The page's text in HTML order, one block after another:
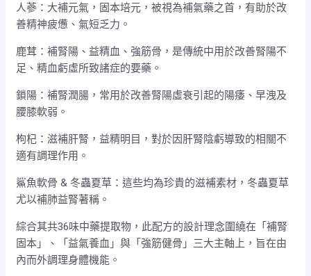
人蔘：大補元氣，固本培元，被視為補氣藥之首，有助於改
善精神疲憊、氣短乏力。
鹿茸：補腎陽、益精血、強筋骨，是傳統中用於改善腎陽不
足、精血虧虛所致諸症的要藥。
鎖陽：補腎潤腸，常用於改善腎陽虛衰引起的陽痿、早洩及
腰膝軟弱。
枸杞：滋補肝腎，益精明目，對於因肝腎陰虧導致的相關不
適有調理作用。
鯊魚軟骨 & 冬蟲夏草：這些均為珍貴的滋補素材，冬蟲夏草
尤以補肺益腎著稱。
綜合其共36味中藥提取物，此配方的設計理念圍繞在「補腎
固本」、「益氣養血」與「強筋健骨」三大主軸上，旨在由
內而外調理身體機能。